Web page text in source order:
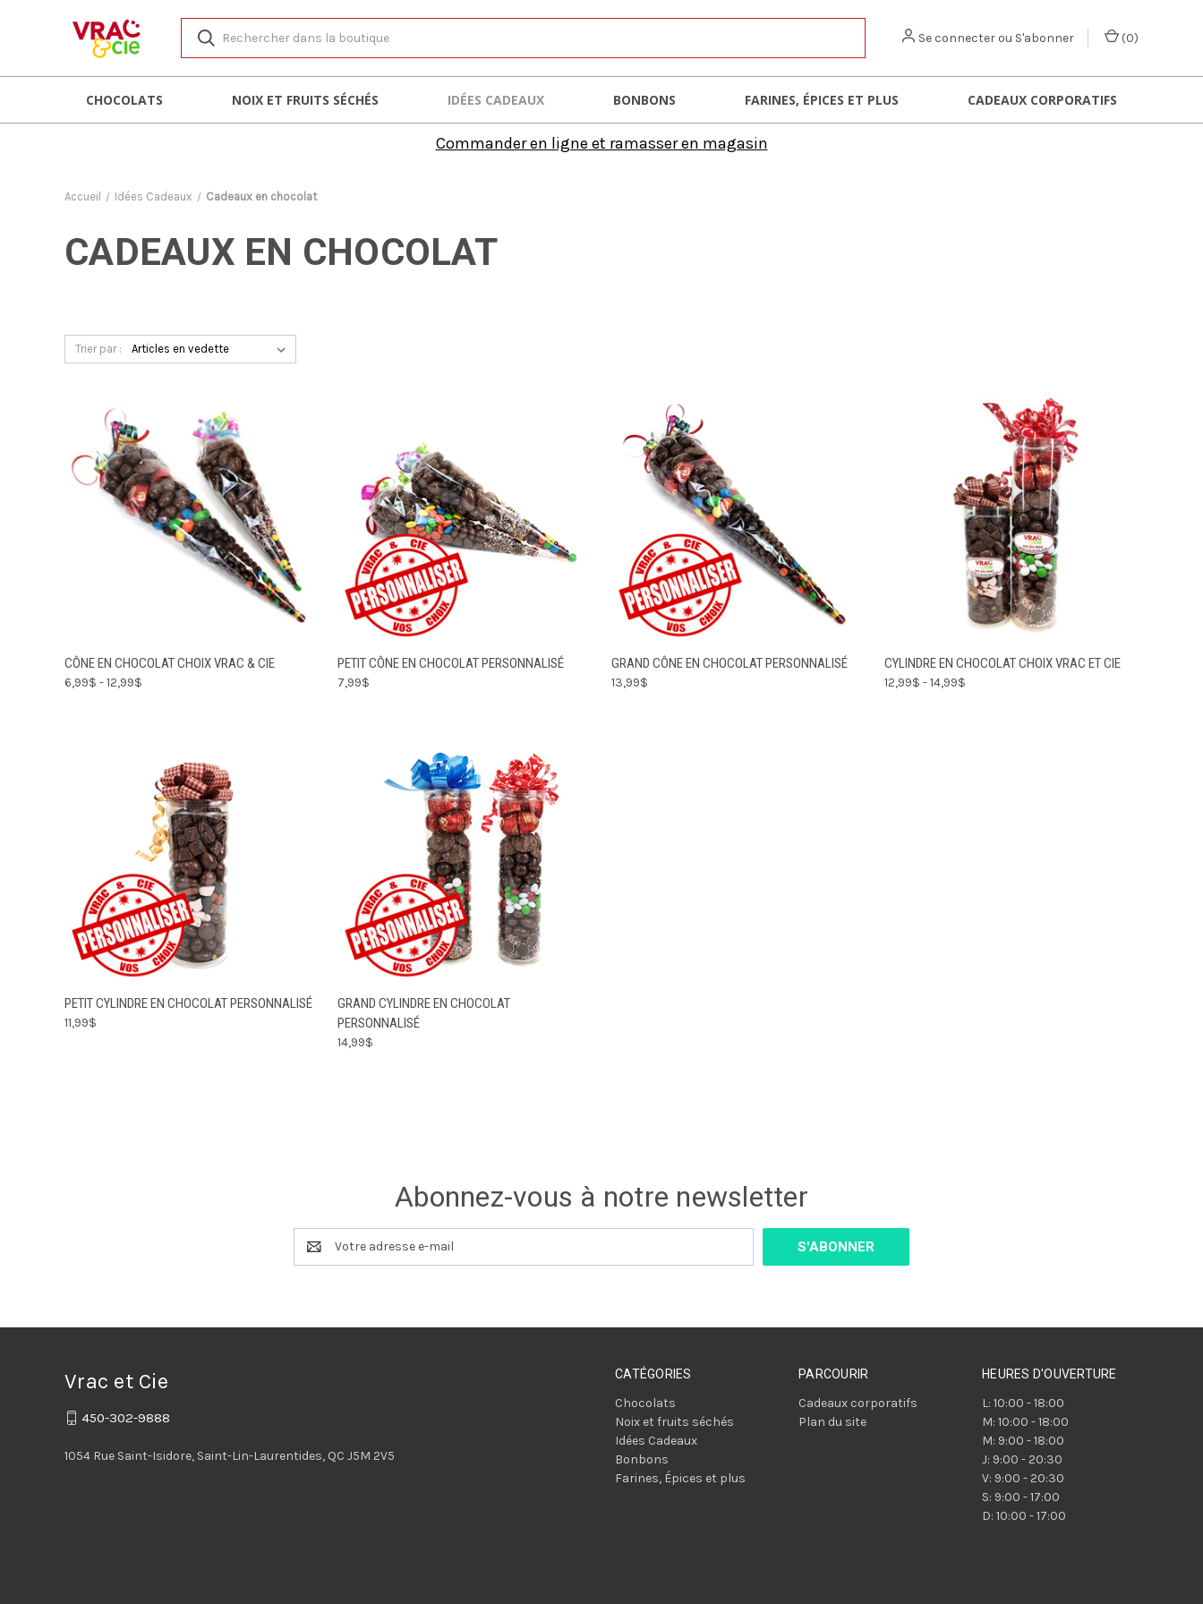
Se connecter ou S'abonner (0)
CHOCOLATS NOIX ET FRUITS SÉCHÉS IDÉES CADEAUX BONBONS FARINES, ÉPICES ET PLUS CADEAUX CORPORATIFS
Commander en ligne et ramasser en magasin
Accueil Idées Cadeaux Cadeaux en chocolat
CADEAUX EN CHOCOLAT
Trier par :
APERÇU RAPIDE
CHOISIR LES
OPTIONS
CÔNE EN CHOCOLAT CHOIX VRAC & CIE
6,99$ - 12,99$
APERÇU RAPIDE
CHOISIR LES
OPTIONS
PETIT CÔNE EN CHOCOLAT PERSONNALISÉ
7,99$
APERÇU RAPIDE
CHOISIR LES
OPTIONS
GRAND CÔNE EN CHOCOLAT PERSONNALISÉ
13,99$
APERÇU RAPIDE
CHOISIR LES
OPTIONS
CYLINDRE EN CHOCOLAT CHOIX VRAC ET CIE
12,99$ - 14,99$
APERÇU RAPIDE
CHOISIR LES
OPTIONS
PETIT CYLINDRE EN CHOCOLAT PERSONNALISÉ
11,99$
APERÇU RAPIDE
CHOISIR LES
OPTIONS
GRAND CYLINDRE EN CHOCOLAT
PERSONNALISÉ
14,99$
Abonnez-vous à notre newsletter
Adresse
CATÉGORIES
Chocolats
Noix et fruits séchés
Idées Cadeaux
Bonbons
Farines, Épices et plus
PARCOURIR
Cadeaux corporatifs
Plan du site
HEURES D'OUVERTURE
L: 10:00 - 18:00
M: 10:00 - 18:00
M: 9:00 - 18:00
J: 9:00 - 20:30
V: 9:00 - 20:30
S: 9:00 - 17:00
D: 10:00 - 17:00
Vrac et Cie
450-302-9888
1054 Rue Saint-Isidore, Saint-Lin-Laurentides, QC J5M 2V5